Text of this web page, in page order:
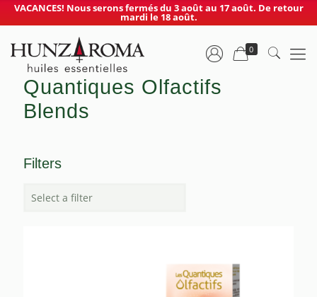
VACANCES! Nous serons fermés du 3 août au 17 août. De retour
mardi le 18 août.
0
Quantiques Olfactifs
Blends
Filters